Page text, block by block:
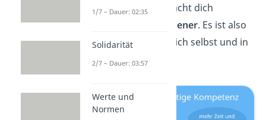
Bedeutung, denn es macht dich
glücklicher
zufriedener. Es ist also
Zeit, das Vertrauen in dich selbst und in
andere zu stärken!
1/7 – Dauer: 02:35
Solidarität
2/7 – Dauer: 03:57
Werte und
Normen